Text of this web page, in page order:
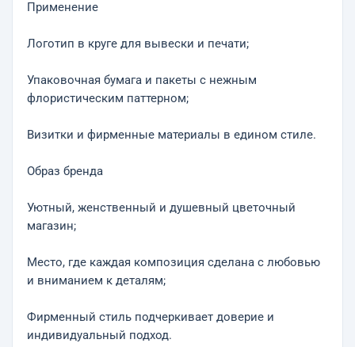
Применение
Логотип в круге для вывески и печати;
Упаковочная бумага и пакеты с нежным
флористическим паттерном;
Визитки и фирменные материалы в едином стиле.
Образ бренда
Уютный, женственный и душевный цветочный
магазин;
Место, где каждая композиция сделана с любовью
и вниманием к деталям;
Фирменный стиль подчеркивает доверие и
индивидуальный подход.